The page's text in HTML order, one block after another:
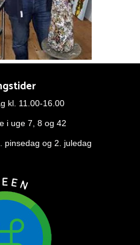
kl. 11.00-16.00
i uge 7, 8 og 42
pinsedag og 2. juledag